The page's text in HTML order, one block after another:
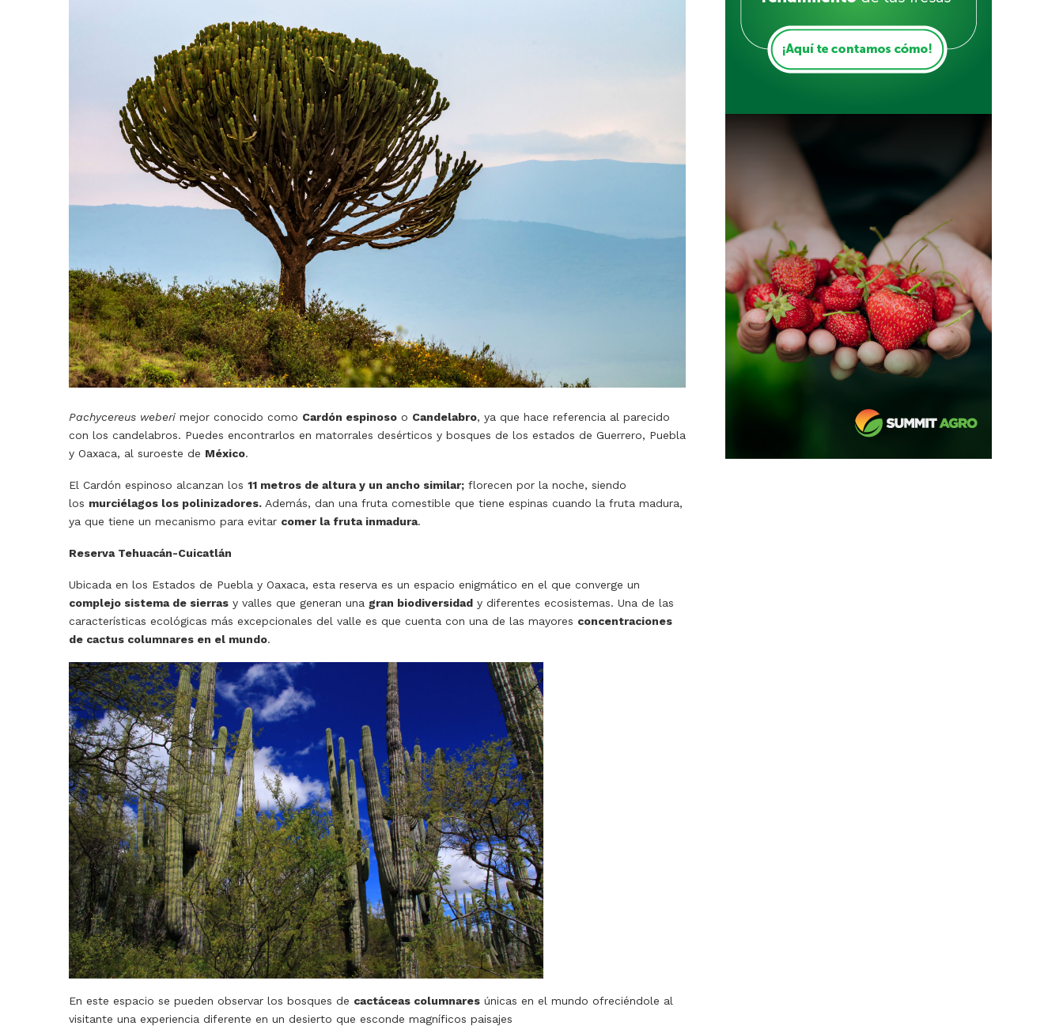
Pachycereus weberi mejor conocido como Cardón espinoso o Candelabro, ya que hace referencia al parecido
con los candelabros. Puedes encontrarlos en matorrales desérticos y bosques de los estados de Guerrero, Puebla
y Oaxaca, al suroeste de México.
El Cardón espinoso alcanzan los 11 metros de altura y un ancho similar; florecen por la noche, siendo
los murciélagos los polinizadores. Además, dan una fruta comestible que tiene espinas cuando la fruta madura,
ya que tiene un mecanismo para evitar comer la fruta inmadura.
Reserva Tehuacán-Cuicatlán
Ubicada en los Estados de Puebla y Oaxaca, esta reserva es un espacio enigmático en el que converge un
complejo sistema de sierras y valles que generan una gran biodiversidad y diferentes ecosistemas. Una de las
características ecológicas más excepcionales del valle es que cuenta con una de las mayores concentraciones
de cactus columnares en el mundo.
En este espacio se pueden observar los bosques de cactáceas columnares únicas en el mundo ofreciéndole al
visitante una experiencia diferente en un desierto que esconde magníficos paisajes